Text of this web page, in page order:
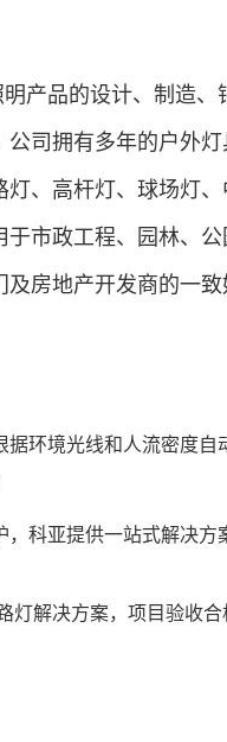
产品的设计、制造、
司拥有多年的户外
、高杆灯、球场灯、
市政工程、园林、
房地产开发商的一致
环境光线和人流密度自
科亚提供一站式解决方
灯解决方案，项目验收